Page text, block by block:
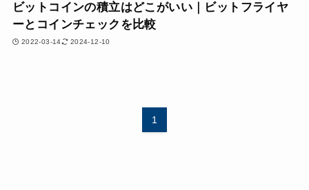
ビットコインの積立はどこがいい｜ビットフライヤ
ーとコインチェックを比較
2022-03-14 2024-12-10
1